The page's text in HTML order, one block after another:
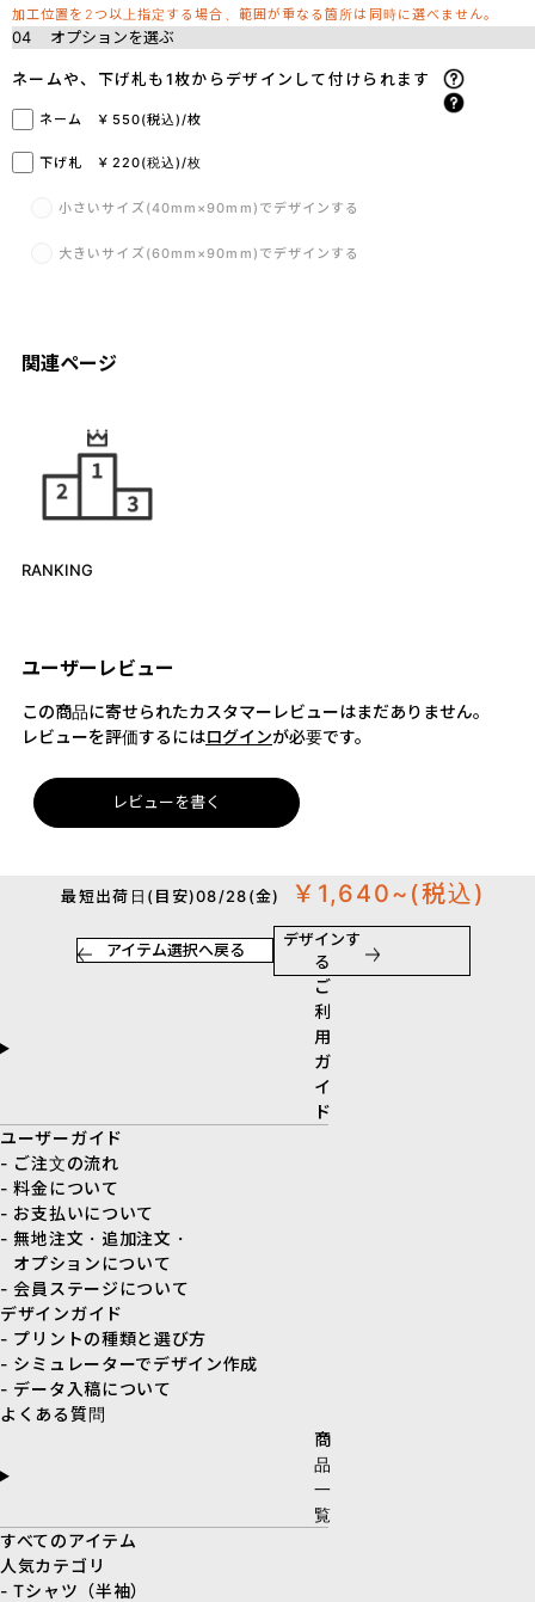
加工位置を2つ以上指定する場合、範囲が重なる箇所は同時に選べません。
04 オプションを選ぶ
ネームや、下げ札も1枚からデザインして付けられます
ネーム ￥550(税込)/枚
下げ札 ￥220(税込)/枚
小さいサイズ(40mm×90mm)でデザインする
大きいサイズ(60mm×90mm)でデザインする
関連ページ
RANKING
ユーザーレビュー
この商品に寄せられたカスタマーレビューはまだありません。
レビューを評価するにはログインが必要です。
レビューを書く
最短出荷日(目安)08/28(金) ￥1,640~ (税込)
アイテム選択へ戻る
デザインす
る
ご
利
用
ガ
イ
ド
ユーザーガイド
- ご注文の流れ
- 料金について
- お支払いについて
- 無地注文・追加注文・
オプションについて
- 会員ステージについて
デザインガイド
- プリントの種類と選び方
- シミュレーターでデザイン作成
- データ入稿について
よくある質問
商
品
一
覧
すべてのアイテム
人気カテゴリ
- Tシャツ（半袖）